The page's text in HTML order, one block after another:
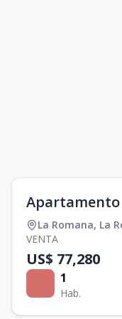
Apartamento
La Romana, La
VENTA
US$ 77,280
1
Hab.